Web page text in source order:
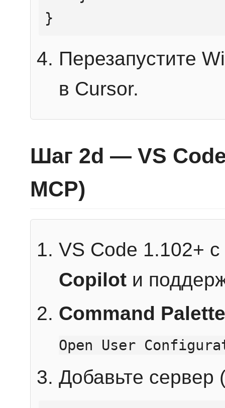
}
Перезапустите
в Cursor.
Шаг 2d — VS
MCP)
VS Code 1.102+
Copilot и
Command Palette
Open User
Добавьте сервер